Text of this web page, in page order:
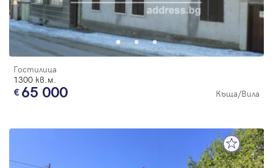
Гостилица
1300 кв.м.
65 000 Къща/Вила